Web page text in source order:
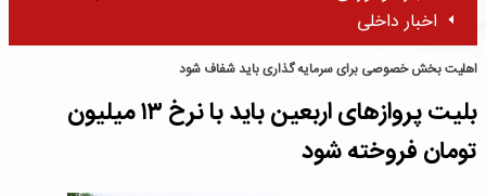
اخبار داخلی
اهلیت بخش خصوصی برای سرمایه گذاری باید شفاف شود
بلیت پرواز‌های اربعین باید با نرخ ۱۳ میلیون
تومان فروخته شود